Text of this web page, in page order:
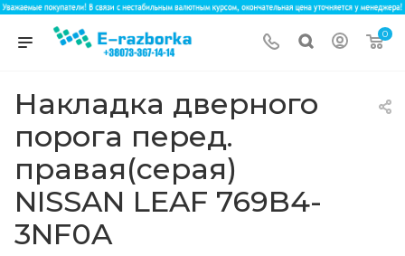
0
Накладка дверного
порога перед.
правая(серая)
NISSAN LEAF 769B4-
3NF0A